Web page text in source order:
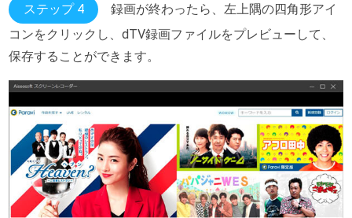
ステップ 4
録画が終わったら、左上隅の四角形アイ
コンをクリックし、dTV録画ファイルをプレビューして、
保存することができます。